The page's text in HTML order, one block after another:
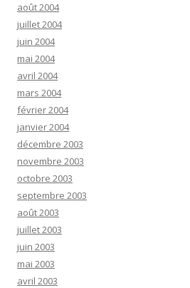
août 2004
juillet 2004
juin 2004
mai 2004
avril 2004
mars 2004
février 2004
janvier 2004
décembre 2003
novembre 2003
octobre 2003
septembre 2003
août 2003
juillet 2003
juin 2003
mai 2003
avril 2003